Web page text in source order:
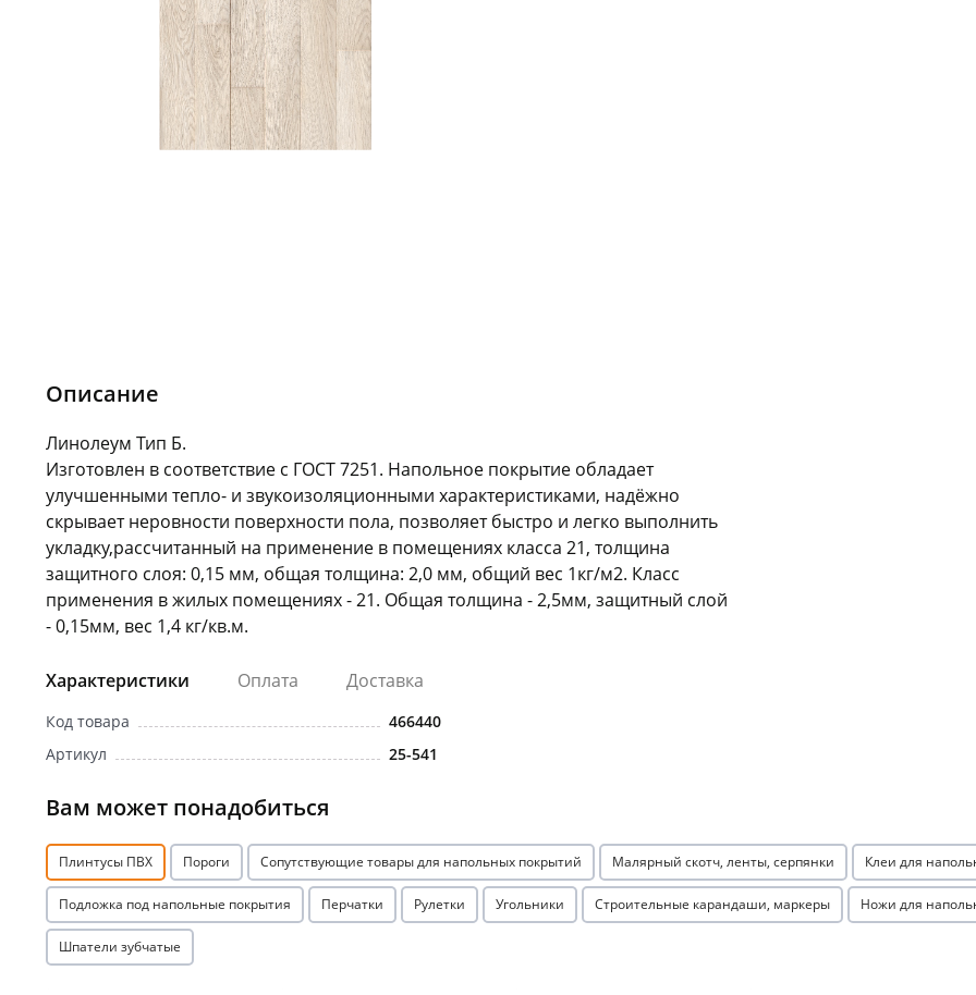
Описание
Линолеум Тип Б.
Изготовлен в соответствие с ГОСТ 7251. Напольное покрытие обладает
улучшенными тепло- и звукоизоляционными характеристиками, надёжно
скрывает неровности поверхности пола, позволяет быстро и легко выполнить
укладку,рассчитанный на применение в помещениях класса 21, толщина
защитного слоя: 0,15 мм, общая толщина: 2,0 мм, общий вес 1кг/м2. Класс
применения в жилых помещениях - 21. Общая толщина - 2,5мм, защитный слой
- 0,15мм, вес 1,4 кг/кв.м.
Характеристики Оплата Доставка
Код товара
466440
Артикул
25-541
Вам может понадобиться
Плинтусы ПВХ Пороги Сопутствующие товары для напольных покрытий Малярный скотч, ленты, серпянки Клеи для
Подложка под напольные покрытия Перчатки Рулетки Угольники Строительные карандаши, маркеры Ножи для
Шпатели зубчатые
Оставшиеся75% будут
с вашей картыпо
8 800 302-02-51
plait.ru